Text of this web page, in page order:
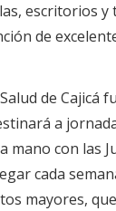
escritorios
de
de Cajicá
a
mano con las
cada
mayores,